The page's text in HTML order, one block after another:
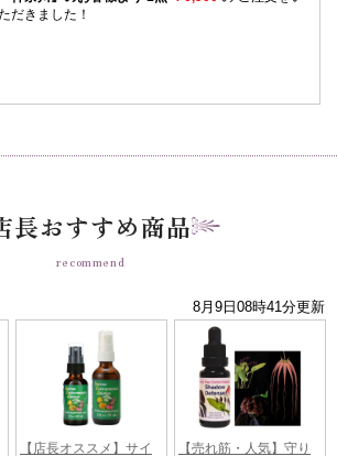
長おすすめ商品
recommend